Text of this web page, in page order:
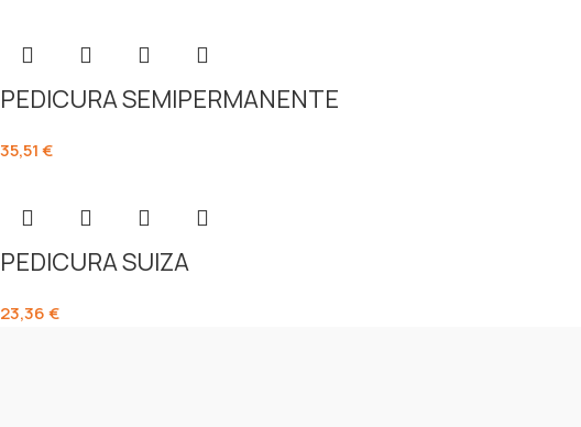
PEDICURA SEMIPERMANENTE
35,51€
PEDICURA SUIZA
23,36€